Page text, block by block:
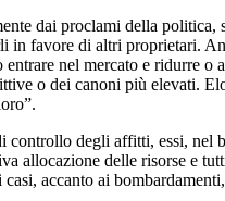
dai proclami della politica,
in favore di altri proprietari.
nel mercato e ridurre
o dei canoni più elevati.
degli affitti, essi, nel
allocazione delle risorse e
accanto ai